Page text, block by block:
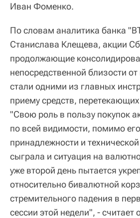
Иван Фоменко.
По словам аналитика банка
Станислава Клещева, акции
продолжающие
непосредственной близости
стали одними из главных
приему средств,
"Свою роль в пользу покупок
по всей видимости, помимо
принадлежности и
сыграла и ситуация на
уже второй день пытается
относительно бивалютной
стремительного падения в
сессии этой недели", - считает